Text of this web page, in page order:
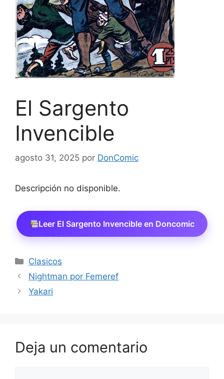
El Sargento
Invencible
agosto 31, 2025 por DonComic
Descripción no disponible.
Leer El Sargento Invencible en Doncomic
Categorías
Clasicos
Nightman por Femeref
Yakari
Deja un comentario